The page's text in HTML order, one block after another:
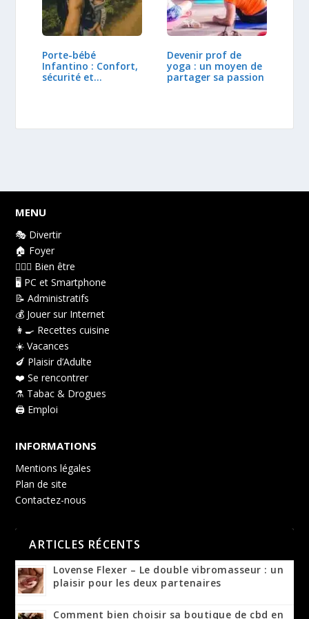
Porte-bébé
Infantino : Confort,
sécurité et…
Devenir prof de
yoga : un moyen de
partager sa passion
MENU
🎭 Divertir
🏠 Foyer
👩🏻‍⚕️ Bien être
🖥️ PC et Smartphone
📝 Administratifs
💰 Jouer sur Internet
👩‍🍳 Recettes cuisine
☀️ Vacances
🍆 Plaisir d’Adulte
❤️ Se rencontrer
⚗️ Tabac & Drogues
🖨️ Emploi
INFORMATIONS
Mentions légales
Plan de site
Contactez-nous
ARTICLES RÉCENTS
Lovense Flexer – Le double vibromasseur : un
plaisir pour les deux partenaires
Comment bien choisir sa boutique de cbd en